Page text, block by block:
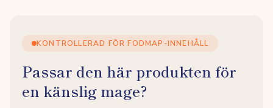
KONTROLLERAD FÖR FODMAP-INNEHÅLL
Passar den här produkten för
en känslig mage?